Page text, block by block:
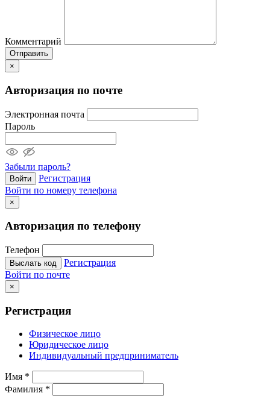
Комментарий
Отправить
×
Авторизация по почте
Электронная почта
Пароль
Забыли пароль?
Войти
Регистрация
Войти по номеру телефона
×
Авторизация по телефону
Телефон
Выслать код
Регистрация
Войти по почте
×
Регистрация
Физическое лицо
Юридическое лицо
Индивидуальный предприниматель
Имя *
Фамилия *